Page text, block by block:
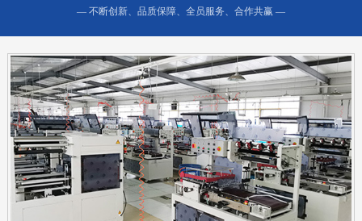
— 不断创新、品质保障、全员服务、合作共赢 —